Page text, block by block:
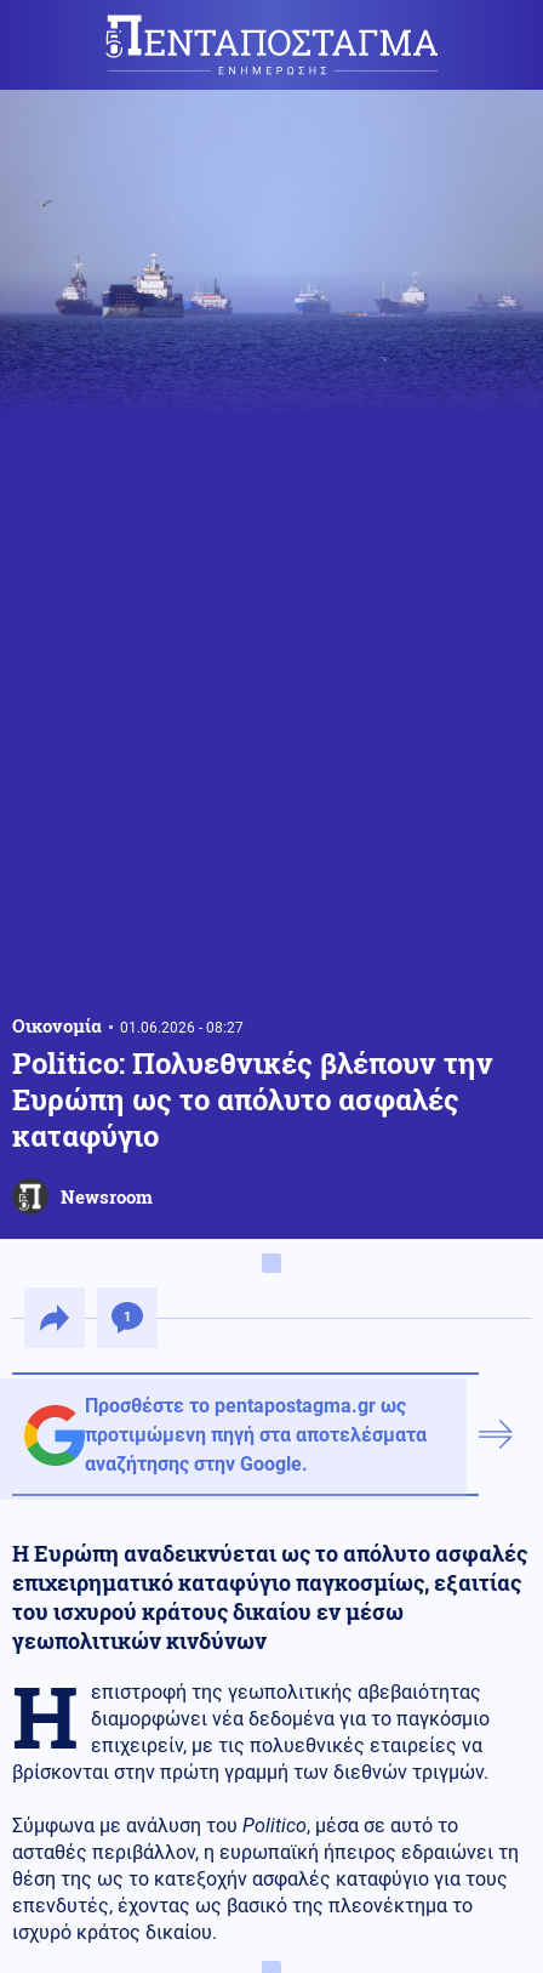
Οικονομία 01.06.2026 - 08:27
Politico: Πολυεθνικές βλέπουν την
Ευρώπη ως το απόλυτο ασφαλές
καταφύγιο
Newsroom
1
Προσθέστε το pentapostagma.gr ως
προτιμώμενη πηγή στα αποτελέσματα
αναζήτησης στην Google.
Η Ευρώπη αναδεικνύεται ως το απόλυτο ασφαλές
επιχειρηματικό καταφύγιο παγκοσμίως, εξαιτίας
του ισχυρού κράτους δικαίου εν μέσω
γεωπολιτικών κινδύνων
Η
επιστροφή της γεωπολιτικής αβεβαιότητας
διαμορφώνει νέα δεδομένα για το παγκόσμιο
επιχειρείν, με τις πολυεθνικές εταιρείες να
βρίσκονται στην πρώτη γραμμή των διεθνών τριγμών.
Σύμφωνα με ανάλυση του Politico, μέσα σε αυτό το
ασταθές περιβάλλον, η ευρωπαϊκή ήπειρος εδραιώνει τη
θέση της ως το κατεξοχήν ασφαλές καταφύγιο για τους
επενδυτές, έχοντας ως βασικό της πλεονέκτημα το
ισχυρό κράτος δικαίου.